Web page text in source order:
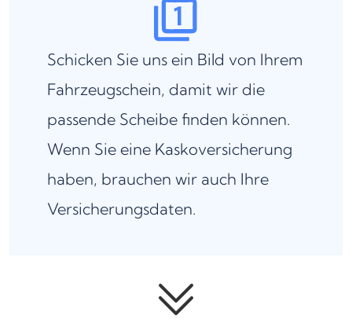
Schicken Sie uns ein Bild von Ihrem
Fahrzeugschein, damit wir die
passende Scheibe finden können.
Wenn Sie eine Kaskoversicherung
haben, brauchen wir auch Ihre
Versicherungsdaten.